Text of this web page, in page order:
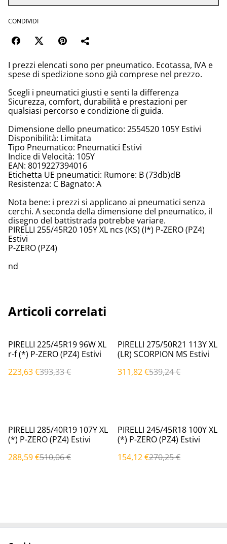
CONDIVIDI
I prezzi elencati sono per pneumatico. Ecotassa, IVA e
spese di spedizione sono già comprese nel prezzo.
Scegli i pneumatici giusti e senti la differenza
Sicurezza, comfort, durabilità e prestazioni per
qualsiasi percorso e condizione di guida.
Dimensione dello pneumatico: 2554520 105Y Estivi
Disponibilità: Limitata
Tipo Pneumatico: Pneumatici Estivi
Indice di Velocità: 105Y
EAN: 8019227394016
Etichetta UE pneumatici: Rumore: B (73db)dB
Resistenza: C Bagnato: A
Nota bene: i prezzi si applicano ai pneumatici senza
cerchi. A seconda della dimensione del pneumatico, il
disegno del battistrada potrebbe variare.
PIRELLI 255/45R20 105Y XL ncs (KS) (I*) P-ZERO (PZ4)
Estivi
P-ZERO (PZ4)
nd
Articoli correlati
%
PIRELLI 225/45R19 96W XL
r-f (*) P-ZERO (PZ4) Estivi
223,63 €393,33 €
%
PIRELLI 275/50R21 113Y XL
(LR) SCORPION MS Estivi
311,82 €539,24 €
%
PIRELLI 285/40R19 107Y XL
(*) P-ZERO (PZ4) Estivi
288,59 €510,06 €
%
PIRELLI 245/45R18 100Y XL
(*) P-ZERO (PZ4) Estivi
154,12 €270,25 €